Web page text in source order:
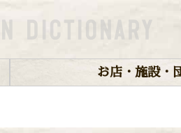
お店・施設・